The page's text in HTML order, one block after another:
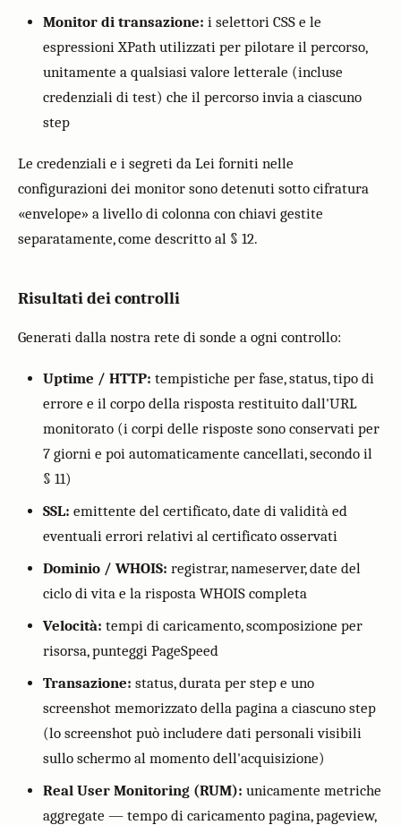
Monitor di transazione: i selettori CSS e le
espressioni XPath utilizzati per pilotare il percorso,
unitamente a qualsiasi valore letterale (incluse
credenziali di test) che il percorso invia a ciascuno
step
Le credenziali e i segreti da Lei forniti nelle
configurazioni dei monitor sono detenuti sotto cifratura
«envelope» a livello di colonna con chiavi gestite
separatamente, come descritto al § 12.
Risultati dei controlli
Generati dalla nostra rete di sonde a ogni controllo:
Uptime / HTTP: tempistiche per fase, status, tipo di
errore e il corpo della risposta restituito dall'URL
monitorato (i corpi delle risposte sono conservati per
7 giorni e poi automaticamente cancellati, secondo il
§ 11)
SSL: emittente del certificato, date di validità ed
eventuali errori relativi al certificato osservati
Dominio / WHOIS: registrar, nameserver, date del
ciclo di vita e la risposta WHOIS completa
Velocità: tempi di caricamento, scomposizione per
risorsa, punteggi PageSpeed
Transazione: status, durata per step e uno
screenshot memorizzato della pagina a ciascuno step
(lo screenshot può includere dati personali visibili
sullo schermo al momento dell'acquisizione)
Real User Monitoring (RUM): unicamente metriche
aggregate — tempo di caricamento pagina, pageview,